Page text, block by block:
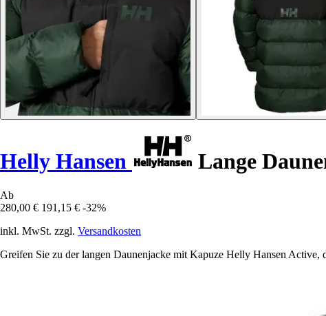
Helly Hansen Lange
Ab
280,00 € 191,15 € -32%
inkl. MwSt. zzgl. Versandkosten
Greifen Sie zu der langen Daunenjacke mit Kapuze Helly Hansen